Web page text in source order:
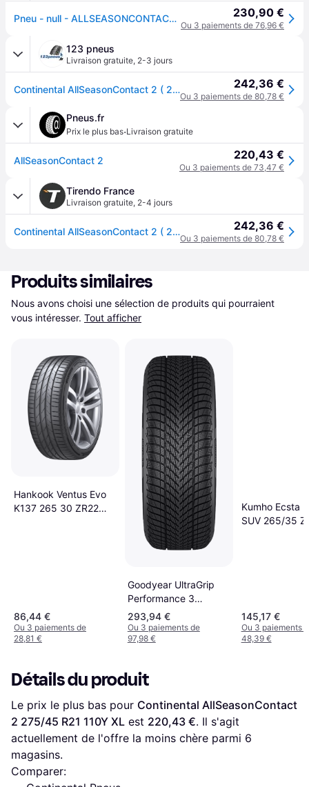
Pneu - null - ALLSEASONCONTACT 2 - Continental - 275-45-21-110-Y 230,90 €
Ou 3 paiements de 76,96 €
123 pneus
Livraison gratuite, 2-3 jours
Continental AllSeasonContact 2 ( 275/45 R21 110Y XL EVc, avec rebord protecteur de jante ) 242,36 €
Ou 3 paiements de 80,78 €
Pneus.fr
Prix le plus bas·Livraison gratuite
AllSeasonContact 2 220,43 €
Ou 3 paiements de 73,47 €
Tirendo France
Livraison gratuite, 2-4 jours
Continental AllSeasonContact 2 ( 275/45 R21 110Y XL EVc, avec rebord protecteur de jante ) 242,36 €
Ou 3 paiements de 80,78 €
Produits similaires
Nous avons choisi une sélection de produits qui pourraient
vous intéresser. Tout afficher
Hankook Ventus Evo
K137 265 30 ZR22
86,44 €
Ou 3 paiements de
28,81 €
Goodyear UltraGrip
Performance 3
275/35 R20 102W XL
293,94 €
Ou 3 paiements de
97,98 €
Kumho Ecsta
SUV 265/35
145,17 €
Ou 3 paiements
48,39 €
Détails du produit
Le prix le plus bas pour Continental AllSeasonContact
2 275/45 R21 110Y XL est 220,43 €. Il s'agit
actuellement de l'offre la moins chère parmi 6
magasins.
Comparer: